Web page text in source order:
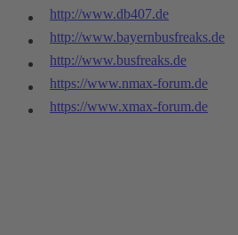
http://www.db407.de
http://www.bayernbusfreaks.de
http://www.busfreaks.de
https://www.nmax-forum.de
https://www.xmax-forum.de